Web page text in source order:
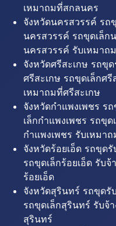
เหมาถมที่สกลนคร
จังหวัดนครสวรรค์ รถ
นครสวรรค์ รถขุดเล็ก
นครสวรรค์ รับเหมาถ
จังหวัดศรีสะเกษ รถขุ
ศรีสะเกษ รถขุดเล็กศ
เหมาถมที่ศรีสะเกษ
จังหวัดกำแพงเพชร ร
เล็กกำแพงเพชร รถขุ
กำแพงเพชร รับเหมา
จังหวัดร้อยเอ็ด รถขุดรั
รถขุดเล็กร้อยเอ็ด รับ
ร้อยเอ็ด
จังหวัดสุรินทร์ รถขุดรั
รถขุดเล็กสุรินทร์ รับจ้
สุรินทร์